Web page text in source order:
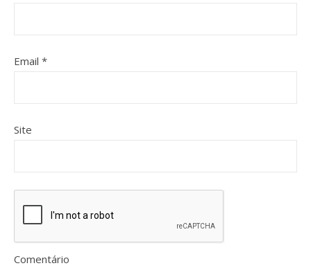
Email *
Site
Comentário